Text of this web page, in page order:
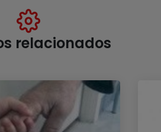
relacionados